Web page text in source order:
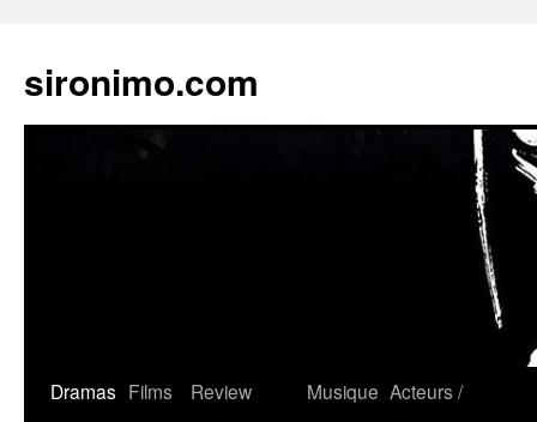
sironimo.com
Aller
Dramas Films
Review
Musique Acteurs /